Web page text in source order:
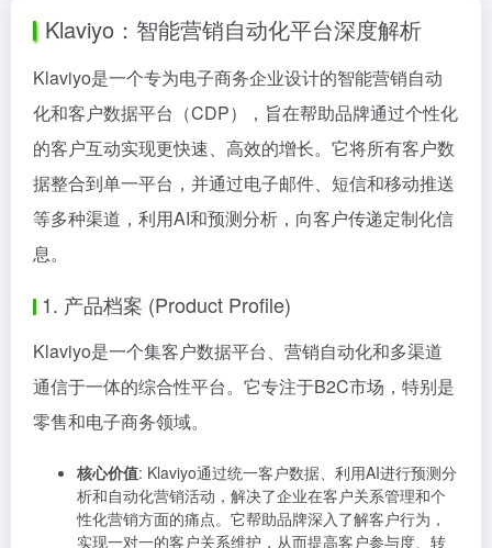
Klaviyo：智能营销自动化平台深度解析
Klaviyo是一个专为电子商务企业设计的智能营销自动
化和客户数据平台（CDP），旨在帮助品牌通过个性化
的客户互动实现更快速、高效的增长。它将所有客户数
据整合到单一平台，并通过电子邮件、短信和移动推送
等多种渠道，利用AI和预测分析，向客户传递定制化信
息。
1. 产品档案 (Product Profile)
Klaviyo是一个集客户数据平台、营销自动化和多渠道
通信于一体的综合性平台。它专注于B2C市场，特别是
零售和电子商务领域。
核心价值: Klaviyo通过统一客户数据、利用AI进行预测分
析和自动化营销活动，解决了企业在客户关系管理和个
性化营销方面的痛点。它帮助品牌深入了解客户行为，
实现一对一的客户关系维护，从而提高客户参与度、转